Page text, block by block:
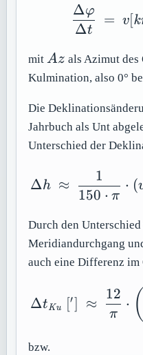
Δt
Δφ
= v[
mitAz
Az als Azimut des
Kulmination, also 0°
Die
Jahrbuch als Unt
Unterschied der
Δh ≈
150 ⋅ π
1
⋅ (
Durch den
Meridiandurchgang
auch eine Differenz
ΔtKu [′] ≈
π
12
⋅ (
bzw.